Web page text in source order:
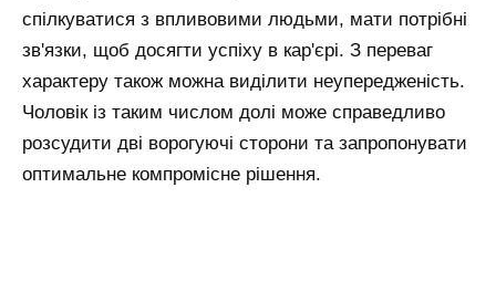
спілкуватися з впливовими людьми, мати потрібні
зв'язки, щоб досягти успіху в кар'єрі. З переваг
характеру також можна виділити неупередженість.
Чоловік із таким числом долі може справедливо
розсудити дві ворогуючі сторони та запропонувати
оптимальне компромісне рішення.